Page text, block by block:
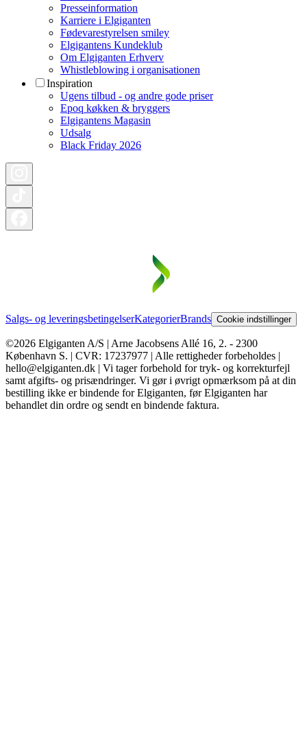
Presseinformation
Karriere i Elgiganten
Fødevarestyrelsen smiley
Elgigantens Kundeklub
Om Elgiganten Erhverv
Whistleblowing i organisationen
Inspiration
Ugens tilbud - og andre gode priser
Epoq køkken & bryggers
Elgigantens Magasin
Udsalg
Black Friday 2026
Salgs- og leveringsbetingelserKategorierBrands Cookie indstillinger
©2026 Elgiganten A/S | Arne Jacobsens Allé 16, 2. - 2300
København S. | CVR: 17237977 | Alle rettigheder forbeholdes |
hello@elgiganten.dk | Vi tager forbehold for tryk- og korrekturfejl
samt afgifts- og prisændringer. Vi gør i øvrigt opmærksom på at din
bestilling ikke er bindende for Elgiganten, før Elgiganten har
behandlet din ordre og sendt en bindende faktura.